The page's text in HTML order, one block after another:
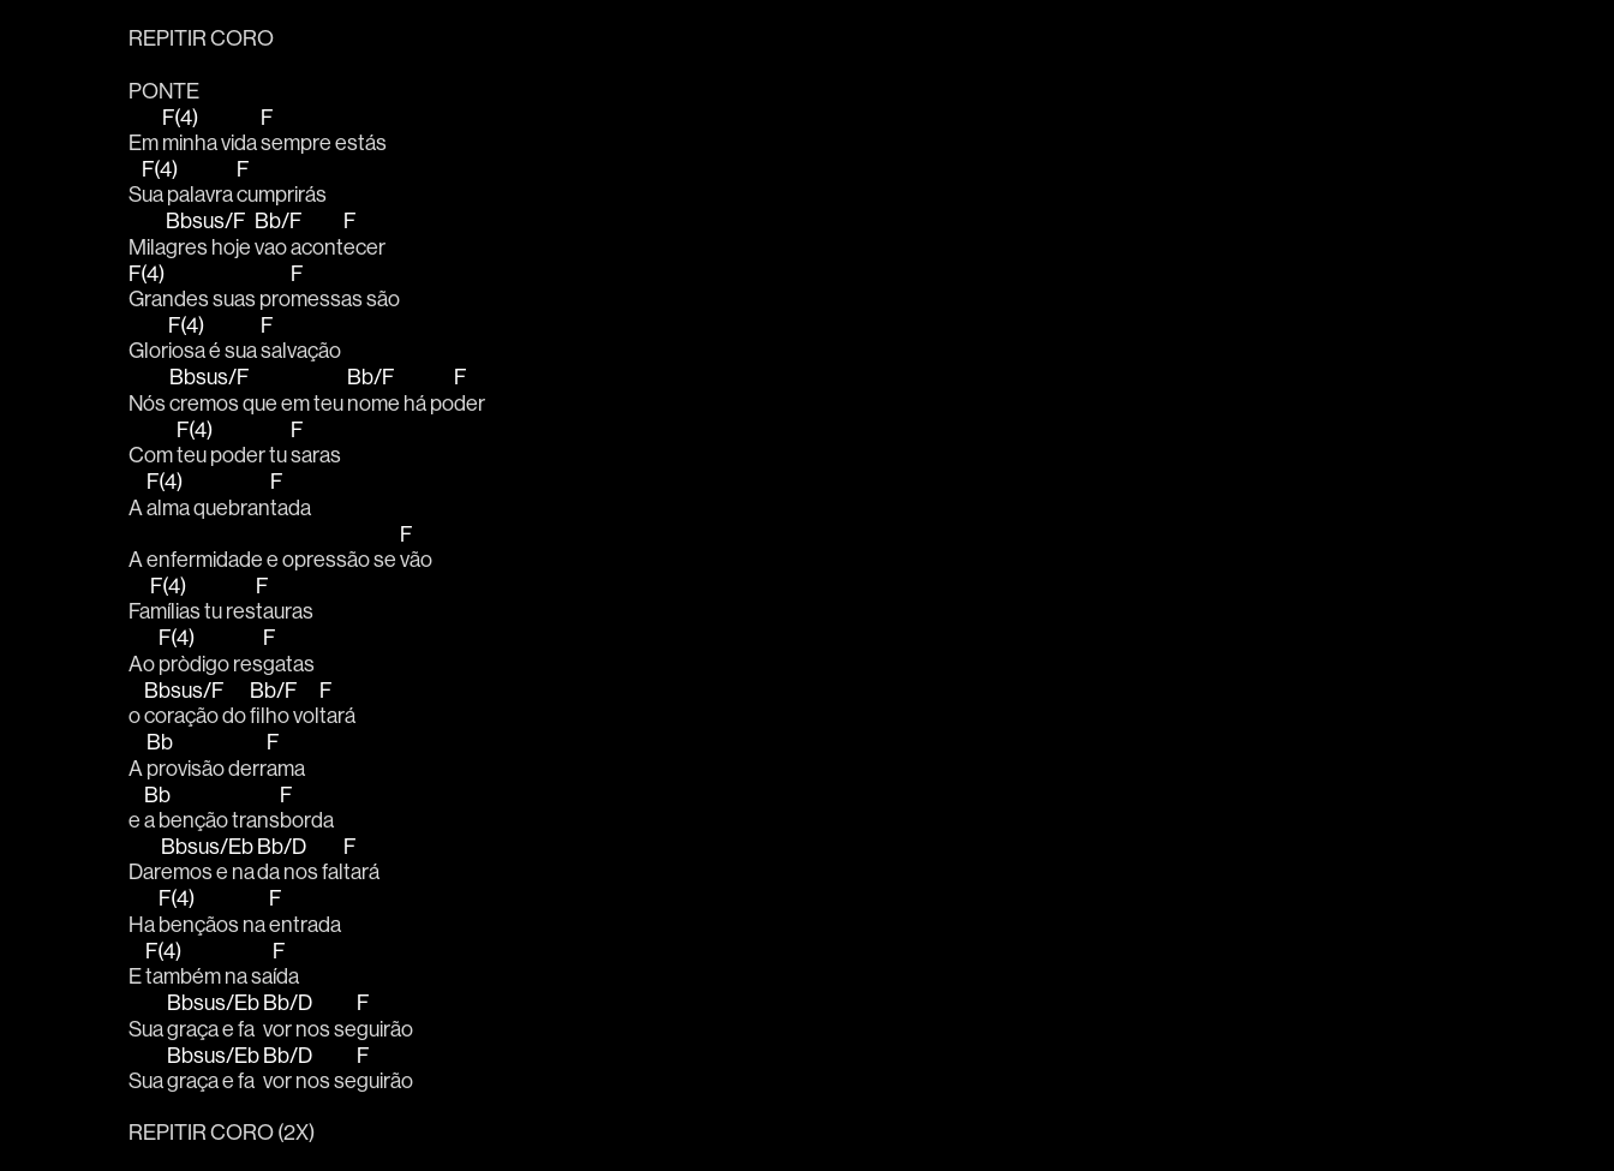
REPITIR CORO
PONTE
Em
F(4)
minha vida
F
sempre estás
S
F(4)
ua palavra
F
cumprirás
Mila
Bbsus/F
gres hoje
Bb/F
vao acont
F
ecer
F(4)
Grandes suas pro
F
messas são
Glor
F(4)
iosa é sua
F
salvação
Nós
Bbsus/F
cremos que em teu
Bb/F
nome há po
F
der
Com
F(4)
teu poder tu
F
saras
A
F(4)
alma quebran
F
tada
A enfermidade e opressão se
F
vão
Fa
F(4)
mílias tu res
F
tauras
Ao
F(4)
pròdigo res
F
gatas
o
Bbsus/F
coração do
Bb/F
filho vol
F
tará
A
Bb
provisão derr
F
ama
e
Bb
a benção trans
F
borda
Dar
Bbsus/Eb
emos e na
Bb/D
da nos fal
F
tará
Ha
F(4)
bençãos na
F
entrada
E
F(4)
também na sa
F
ída
Sua
Bbsus/Eb
graça e fa
Bb/D
vor nos se
F
guirão
Sua
Bbsus/Eb
graça e fa
Bb/D
vor nos se
F
guirão
REPITIR CORO (2X)